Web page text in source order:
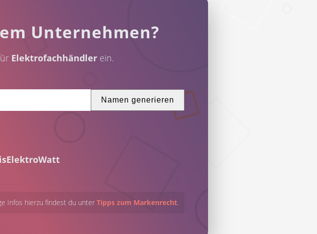
Unternehmen?
Elektrofachhändler ein.
Namen generieren
ElektroWatt
Infos hierzu findest du unter Tipps zum Markenrecht.